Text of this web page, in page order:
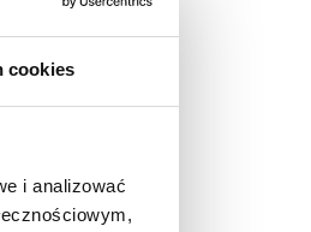
cookies
i analizować